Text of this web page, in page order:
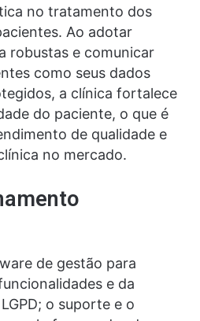
no tratamento dos
Ao adotar
robustas e comunicar
como seus dados
a clínica fortalece
do paciente, o que é
de qualidade e
no mercado.
de gestão para
e da
o suporte e o